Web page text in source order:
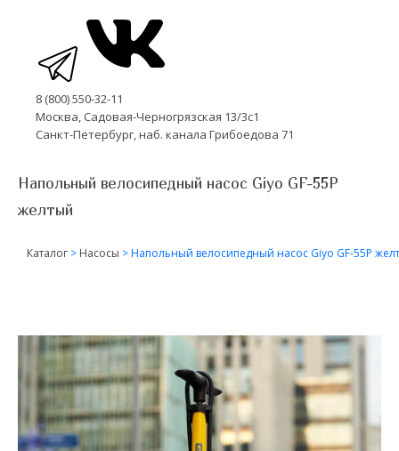
8 (800) 550-32-11
Москва, Садовая-Черногрязская 13/3с1
Санкт-Петербург, наб. канала Грибоедова 71
Напольный велосипедный насос Giyo GF-55P
желтый
Каталог > Насосы >Напольный велосипедный насос Giyo GF-55P